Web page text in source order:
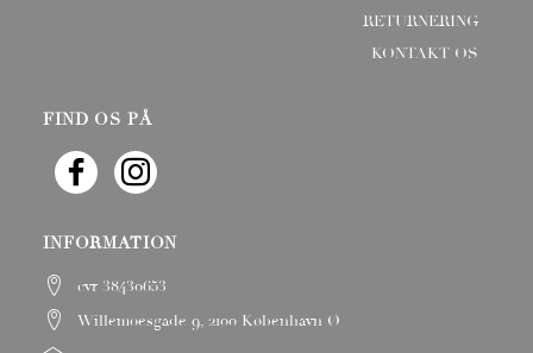
RETURNERING
KONTAKT OS
FIND OS PÅ
INFORMATION
cvr 38430653
Willemoesgade 9, 2100 København Ø